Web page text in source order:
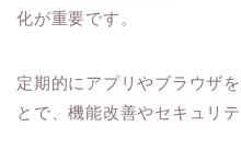
化が重要です。
定期的にアプリやブラウザ
とで、機能改善やセキュリ